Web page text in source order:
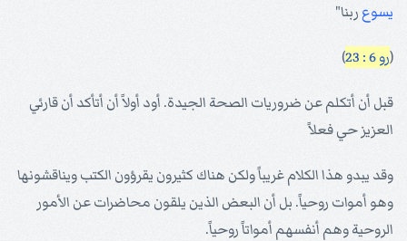
يسوع ربنا"
(رو 6 : 23 )
قبل أن أتكلم عن ضروريات الصحة الجيدة. أود أولاً أن أتأكد أن قارئي
العزيز حي فعلاً
وقد يبدو هذا الكلام غريباً ولكن هناك كثيرون يقرؤون الكتب ويناقشونها
وهو أموات روحياً. بل أن البعض الذين يلقون محاضرات عن الأمور
الروحية وهم أنفسهم أمواتاً روحياً.